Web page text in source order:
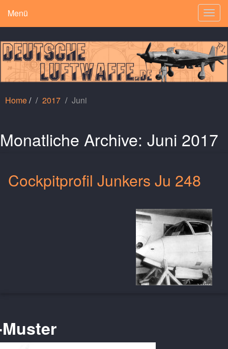
Menü
Home/ 2017 Juni
Monatliche Archive: Juni 2017
Cockpitprofil Junkers Ju 248